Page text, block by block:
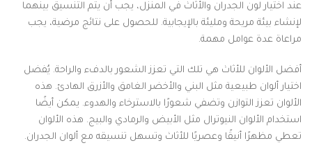
عند اختيار لون الجدران والأثاث في المنزل، يجب أن يتم التنسيق بينهما
لإنشاء بيئة مريحة ومليئة بالإيجابية. للحصول على نتائج مرضية، يجب
مراعاة عدة عوامل مهمة.
أفضل الألوان للأثاث هي تلك التي تعزز الشعور بالدفء والراحة. يُفضل
اختيار ألوان طبيعية مثل البني والأخضر الغامق والأزرق الهادئ. هذه
الألوان تعزز التوازن وتضفي شعورًا بالاسترخاء والهدوء. يمكن أيضًا
استخدام الألوان النيوترال مثل الأبيض والرمادي والبيج. هذه الألوان
تعطي مظهرًا أنيقًا وعصريًا للأثاث وتسهل تنسيقه مع ألوان الجدران.